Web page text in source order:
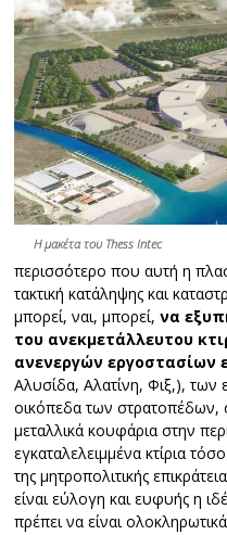
Η μακέτα του Thess Intec
περισσότερο που αυτή η
τακτική κατάληψης και
μπορεί, ναι, μπορεί,να
του ανεκμετάλλευτου
ανενεργών εργοστασίων
Αλυσίδα, Αλατίνη, Φιξ,), των
οικόπεδα των στρατοπέδων,
μεταλλικά κουφάρια στην
εγκαταλελειμμένα κτίρια
της μητροπολιτικής
είναι εύλογη και ευφυής η
πρέπει να είναι